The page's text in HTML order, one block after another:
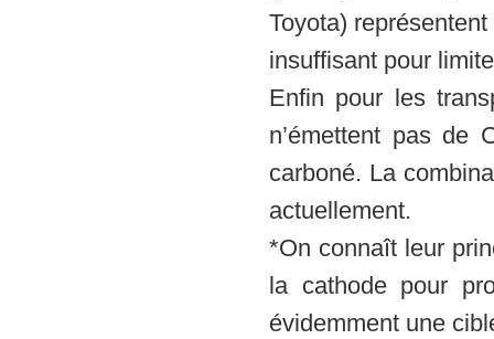
Toyota)
insuffisant pour
Enfin pour les
n’émettent pas de
carboné. La
actuellement.
*On connaît leur
la cathode pour
évidemment une